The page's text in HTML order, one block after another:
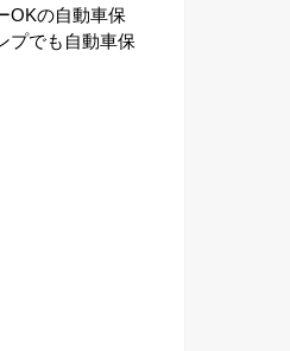
OKの自動車保
プでも自動車保